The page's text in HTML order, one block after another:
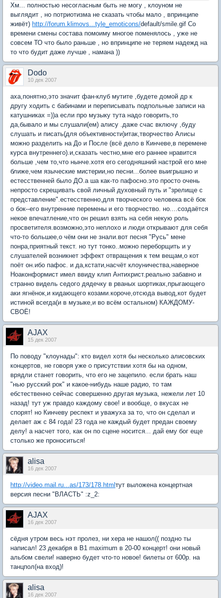
Хм... полностью несогласным быть не могу , клоуном не
выглядит , но потриотизма не сказать чтобы мало , впринципе
живёт) http://forum.klimovs...tyle_emoticons/default/smile.gif Со
времени смены состава помоиму многое поменялось , уже не
совсем ТО что было раньше , но впринципе не теряем надежд на
то что будит даже лучше , намана ))
Dodo
10 дек 2007
аха,понятно,это значит фан-клуб мутите ,будете домой др к
другу ходить с бабинами и переписывать подпольные записи на
катушниках =))а если про музыку тута надо говорить,то
да,бывало и мы слушали(ем) алису .даже счас включу ,буду
слушать и писать(для объективности)итак,творчество Алисы
можно разделить на До и После (всё дело в Кинчеве,в перемене
курса внутреннего).и,сказать честно,мне его раннее нравится
больше ,чем то,что нынче.хотя его сегодняшний настрой его мне
ближе,чем языческие мистерии,но песни...более выигрышно и
естесственней было ДО.а ша как-то пафосно.это просто очень
непросто скрещивать свой личный духовный путь и "зрелище с
представление".естесственно,для творческого человека всё бок
о бок--его внутренние перемены и его творчество. но....создаётся
некое впечатление,что он решил взять на себя некую роль
просветителя.возможно,это неплохо и люди открывают для себя
что-то большее,о чём они не знали.вот песня "Русь" мене
понра,приятный текст. но тут тонко..можно переборщить и у
слушателей возникнет эффект отвращения к тем вещам,о кот
поёт он.ибо пафос. и да,кстати,насчёт клоуничества,наверное
Ноаконформист имел ввиду клип Антихрист.реально забавно и
странно видель седого дядечку в рваных шортиках,прыгающего
аки ягнёнок,и кидающего козами.короче,отсюда вывод,кот будет
истиной всегда(и в музыке,и во всём остальном) КАЖДОМУ-
СВОЁ!
AJAX
15 дек 2007
По поводу "клоунады": кто видел хотя бы несколько алисовских
концертов, не говоря уже о присутствии хотя бы на одном,
врядли станет говорить, что его не зацепило. если брать наш
"нью русский рок" и какое-нибудь наше радио, то там
ебстественно сейчас совершенно другая музыка, нежели лет 10
назад! тут уж правдо каждому свое! и вообще, о вкусах не
спорят! но Кинчеву респект и уважуха за то, что он сделал и
делает аж с 84 года! 23 года не каждый будет предан своему
делу! а насчет того, как он по сцене носится... дай ему бог еще
столько же проноситься!
alisa
16 дек 2007
http://video.mail.ru...as/173/178.html тут выложена концертная
версия песни "ВЛАСТЬ" :z_2:
AJAX
16 дек 2007
сёдня утром весь нэт пролез, ни хера не нашол(( поздно ты
написал! 23 декабря в В1 maximum в 20-00 концерт! они новый
альбом свели! наверно будет что-то новое! билеты от 600р. на
танцпол(на вход)!
alisa
16 дек 2007